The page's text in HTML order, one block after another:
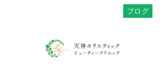
ブログ